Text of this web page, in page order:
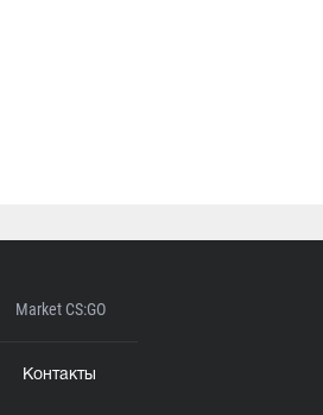
Market CS:GO
Контакты